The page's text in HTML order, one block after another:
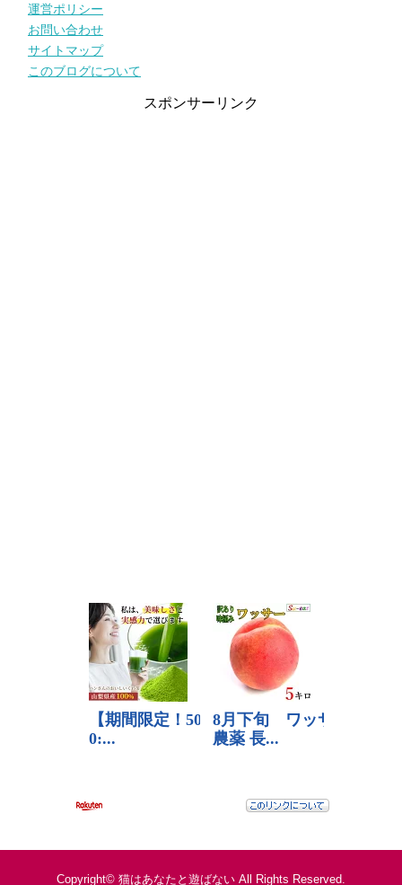
運営ポリシー
お問い合わせ
サイトマップ
このブログについて
スポンサーリンク
Copyright© 猫はあなたと遊ばない All Rights Reserved.